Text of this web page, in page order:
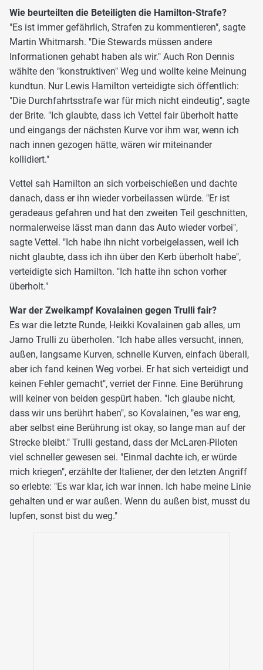
Wie beurteilten die Beteiligten die Hamilton-Strafe?
"Es ist immer gefährlich, Strafen zu kommentieren", sagte
Martin Whitmarsh. "Die Stewards müssen andere
Informationen gehabt haben als wir." Auch Ron Dennis
wählte den "konstruktiven" Weg und wollte keine Meinung
kundtun. Nur Lewis Hamilton verteidigte sich öffentlich:
"Die Durchfahrtsstrafe war für mich nicht eindeutig", sagte
der Brite. "Ich glaubte, dass ich Vettel fair überholt hatte
und eingangs der nächsten Kurve vor ihm war, wenn ich
nach innen gezogen hätte, wären wir miteinander
kollidiert."
Vettel sah Hamilton an sich vorbeischießen und dachte
danach, dass er ihn wieder vorbeilassen würde. "Er ist
geradeaus gefahren und hat den zweiten Teil geschnitten,
normalerweise lässt man dann das Auto wieder vorbei",
sagte Vettel. "Ich habe ihn nicht vorbeigelassen, weil ich
nicht glaubte, dass ich ihn über den Kerb überholt habe",
verteidigte sich Hamilton. "Ich hatte ihn schon vorher
überholt."
War der Zweikampf Kovalainen gegen Trulli fair?
Es war die letzte Runde, Heikki Kovalainen gab alles, um
Jarno Trulli zu überholen. "Ich habe alles versucht, innen,
außen, langsame Kurven, schnelle Kurven, einfach überall,
aber ich fand keinen Weg vorbei. Er hat sich verteidigt und
keinen Fehler gemacht", verriet der Finne. Eine Berührung
will keiner von beiden gespürt haben. "Ich glaube nicht,
dass wir uns berührt haben", so Kovalainen, "es war eng,
aber selbst eine Berührung ist okay, so lange man auf der
Strecke bleibt." Trulli gestand, dass der McLaren-Piloten
viel schneller gewesen sei. "Einmal dachte ich, er würde
mich kriegen", erzählte der Italiener, der den letzten Angriff
so erlebte: "Es war klar, ich war innen. Ich habe meine Linie
gehalten und er war außen. Wenn du außen bist, musst du
lupfen, sonst bist du weg."